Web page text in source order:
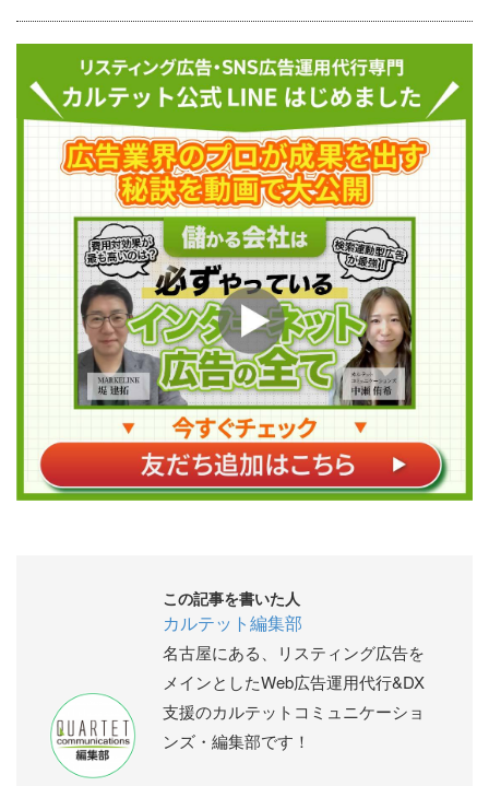
この記事を書いた人
カルテット編集部
名古屋にある、リスティング広告を
メインとしたWeb広告運用代行&DX
支援のカルテットコミュニケーショ
ンズ・編集部です！